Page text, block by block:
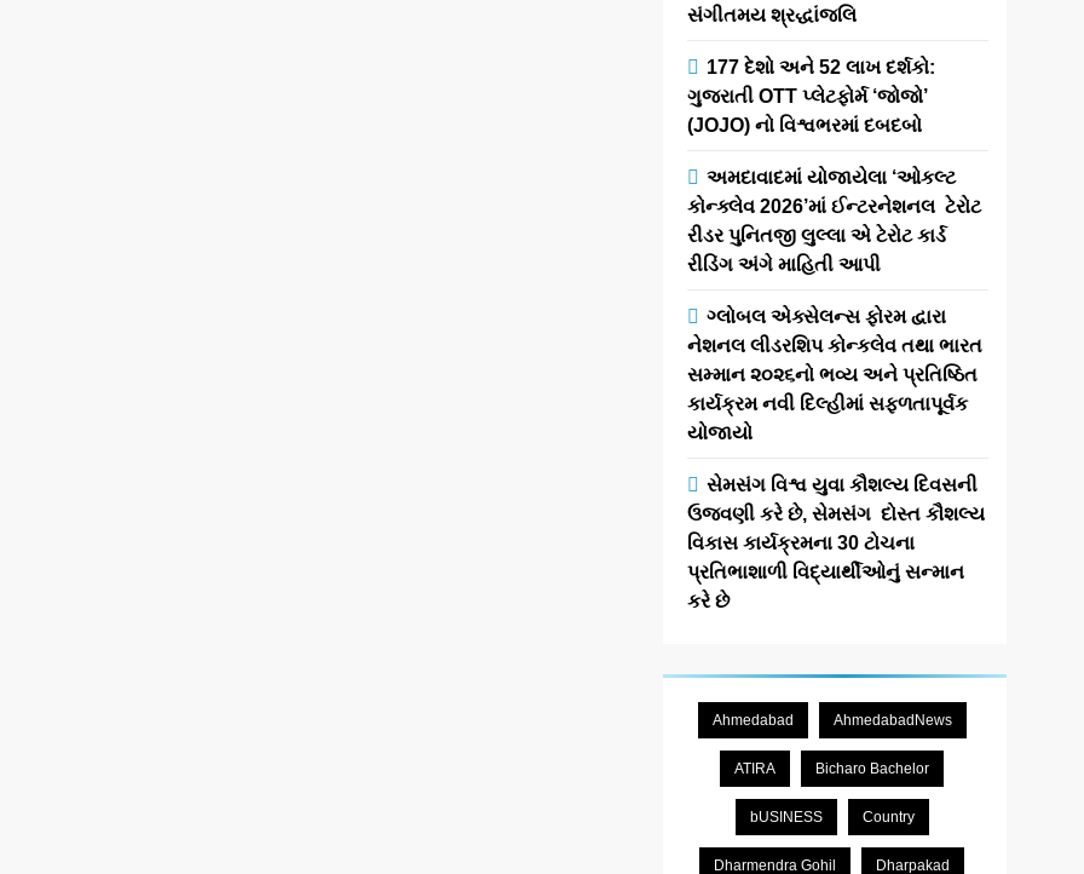
સંગીતમય શ્રદ્ધાંજલિ
177 દેશો અને 52 લાખ દર્શકો:
ગુજરાતી OTT પ્લેટફોર્મ ‘જોજો’
(JOJO) નો વિશ્વભરમાં દબદબો
અમદાવાદમાં યોજાયેલા ‘ઓકલ્ટ
કોન્ક્લેવ 2026’માં ઈન્ટરનેશનલ ટેરોટ
રીડર પુનિતજી લુલ્લા એ ટેરોટ કાર્ડ
રીડિંગ અંગે માહિતી આપી
ગ્લોબલ એક્સેલન્સ ફોરમ દ્વારા
નેશનલ લીડરશિપ કોન્કલેવ તથા ભારત
સમ્માન ૨૦૨૬નો ભવ્ય અને પ્રતિષ્ઠિત
કાર્યક્રમ નવી દિલ્હીમાં સફળતાપૂર્વક
યોજાયો
સેમસંગ વિશ્વ યુવા કૌશલ્ય દિવસની
ઉજવણી કરે છે, સેમસંગ દોસ્ત કૌશલ્ય
વિકાસ કાર્યક્રમના 30 ટોચના
પ્રતિભાશાળી વિદ્યાર્થીઓનું સન્માન
કરે છે
Ahmedabad AhmedabadNews
ATIRA Bicharo Bachelor
bUSINESS Country
Dharmendra Gohil Dharpakad